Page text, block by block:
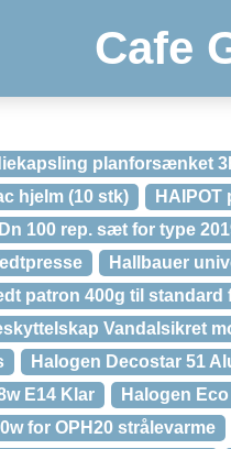
Cafe
planforsænket
hjelm (10 stk)
HAIPOT
100 rep. sæt for type
Hallbauer
patron 400g til
Vandalsikret
Halogen Decostar 51
E14 Klar
Halogen
for OPH20 strålevarme